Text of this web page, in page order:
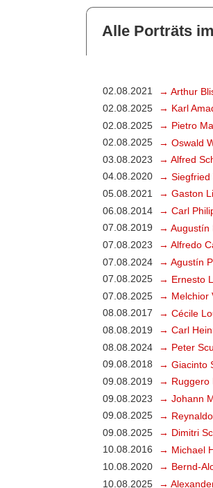
Alle Porträts
02.08.2021
→ Arthur
02.08.2025
→ Karl
02.08.2025
→ Pietro
02.08.2025
→ Oswald
03.08.2023
→ Alfred
04.08.2020
→ Siegfried
05.08.2021
→ Gaston
06.08.2014
→ Carl
07.08.2019
→ Augustín
07.08.2023
→ Alfredo
07.08.2024
→ Agustín
07.08.2025
→ Ernesto
07.08.2025
→ Melchior
08.08.2017
→ Cécile
08.08.2019
→ Carl
08.08.2024
→ Peter
09.08.2018
→ Giacinto
09.08.2019
→ Ruggero
09.08.2023
→ Johann
09.08.2025
→
09.08.2025
→ Dimitri
10.08.2016
→ Michael
10.08.2020
→ Bernd-
10.08.2025
→